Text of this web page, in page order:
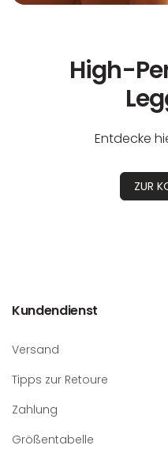
High-
Entdecke
ZUR
Kundendienst
Versand
Tipps zur Retoure
Zahlung
Größentabelle